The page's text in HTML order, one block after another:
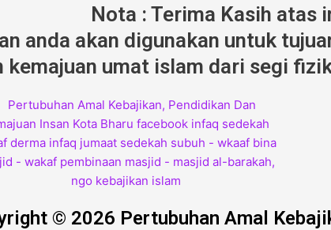
Nota : Terima Kasih atas
anda akan digunakan untuk
kemajuan umat islam dari segi
© 2026 Pertubuhan Amal